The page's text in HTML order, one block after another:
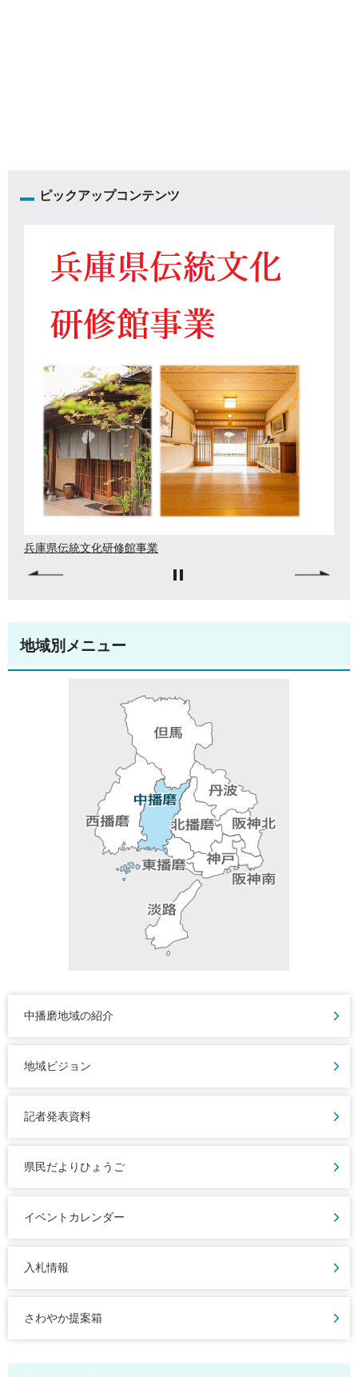
ピックアップコンテンツ
兵庫県伝統文化研修館事業
地域別メニュー
中播磨地域の紹介
地域ビジョン
記者発表資料
県民だよりひょうご
イベントカレンダー
入札情報
さわやか提案箱